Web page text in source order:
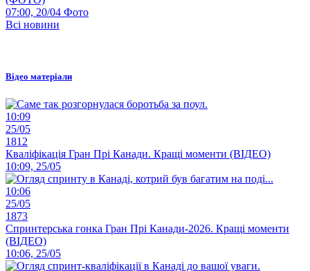
07:00, 20/04 Фото
Всі новини
Відео матеріали
10:09
25/05
1812
Кваліфікація Гран Прі Канади. Кращі моменти (ВІДЕО)
10:09, 25/05
10:06
25/05
1873
Спринтерська гонка Гран Прі Канади-2026. Кращі моменти
(ВІДЕО)
10:06, 25/05